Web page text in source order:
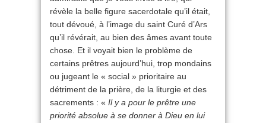
révèle la belle figure sacerdotale qu’il était,
tout dévoué, à l’image du saint Curé d’Ars
qu’il révérait, au bien des âmes avant toute
chose. Et il voyait bien le problème de
certains prêtres aujourd’hui, trop mondains
ou jugeant le « social » prioritaire au
détriment de la prière, de la liturgie et des
sacrements : « Il y a pour le prêtre une
priorité absolue à se donner à Dieu en lui